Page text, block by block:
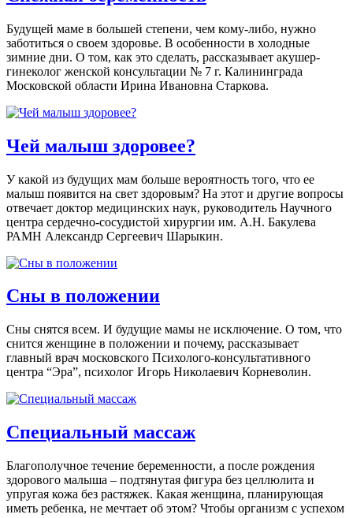
Будущей маме в большей степени, чем кому-либо, нужно
заботиться о своем здоровье. В особенности в холодные
зимние дни. О том, как это сделать, рассказывает акушер-
гинеколог женской консультации № 7 г. Калининграда
Московской области Ирина Ивановна Старкова.
Чей малыш здоровее?
У какой из будущих мам больше вероятность того, что ее
малыш появится на свет здоровым? На этот и другие вопросы
отвечает доктор медицинских наук, руководитель Научного
центра сердечно-сосудистой хирургии им. А.Н. Бакулева
РАМН Александр Сергеевич Шарыкин.
Сны в положении
Сны снятся всем. И будущие мамы не исключение. О том, что
снится женщине в положении и почему, рассказывает
главный врач московского Психолого-консультативного
центра “Эра”, психолог Игорь Николаевич Корневолин.
Специальный массаж
Благополучное течение беременности, а после рождения
здорового малыша – подтянутая фигура без целлюлита и
упругая кожа без растяжек. Какая женщина, планирующая
иметь ребенка, не мечтает об этом? Чтобы организм с успехом